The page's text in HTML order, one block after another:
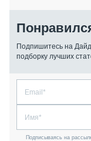
Подпишитесь на
подборку лучших
Подписываясь на